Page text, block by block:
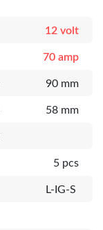
12 volt
70 amp
90 mm
58 mm
5 pcs
L-IG-S